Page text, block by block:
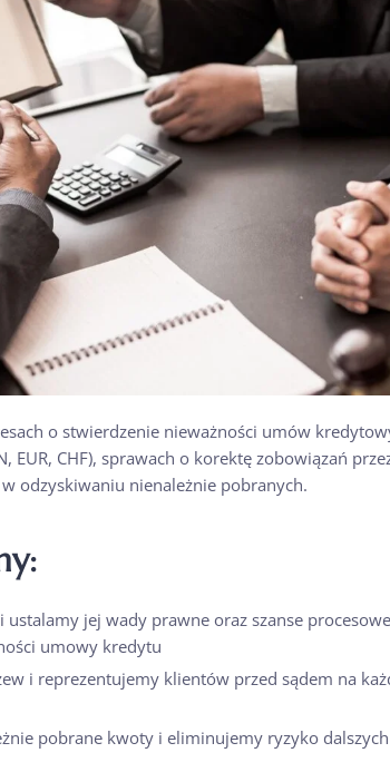
o stwierdzenie nieważności umów
EUR, CHF), sprawach o korektę zobowiązań
odzyskiwaniu nienależnie pobranych.
jej wady prawne oraz szanse
umowy kredytu
i reprezentujemy klientów przed sądem na
pobrane kwoty i eliminujemy ryzyko